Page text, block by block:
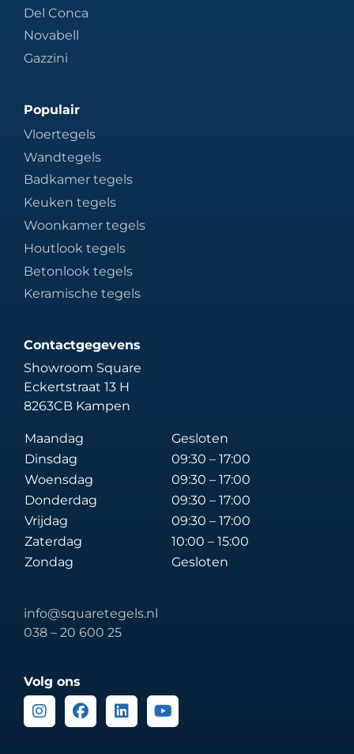
Del Conca
Novabell
Gazzini
Populair
Vloertegels
Wandtegels
Badkamer tegels
Keuken tegels
Woonkamer tegels
Houtlook tegels
Betonlook tegels
Keramische tegels
Contactgegevens
Showroom Square
Eckertstraat 13 H
8263CB Kampen
Maandag
Gesloten
Dinsdag
09:30 – 17:00
Woensdag
09:30 – 17:00
Donderdag
09:30 – 17:00
Vrijdag
09:30 – 17:00
Zaterdag
10:00 – 15:00
Zondag
Gesloten
info@squaretegels.nl
038 – 20 600 25
Volg ons
InstagramFacebook
LinkedinYoutube